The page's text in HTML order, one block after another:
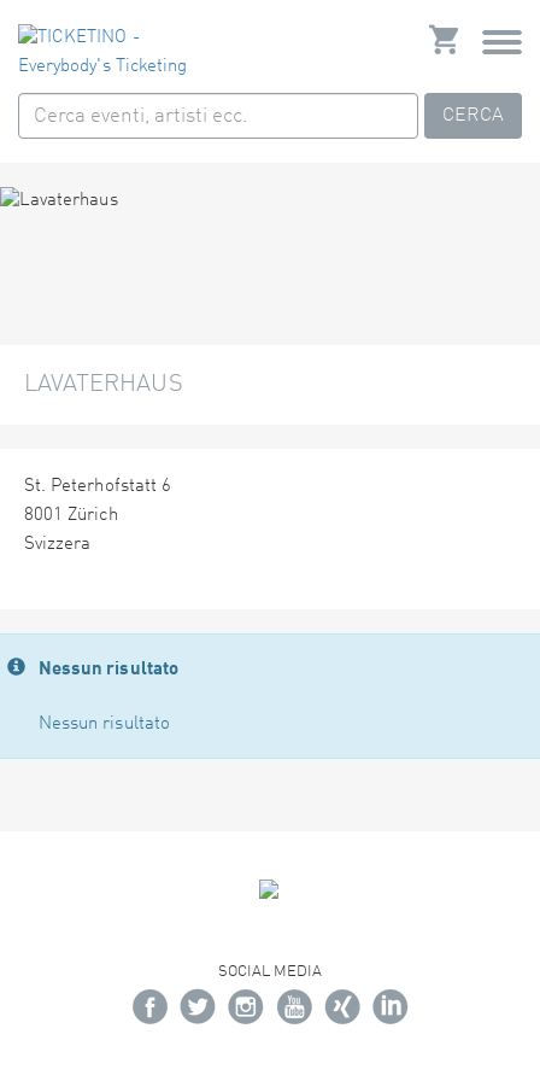
CERCA
LAVATERHAUS
St. Peterhofstatt 6
8001 Zürich
Svizzera
Nessun risultato
Nessun risultato
SOCIAL MEDIA